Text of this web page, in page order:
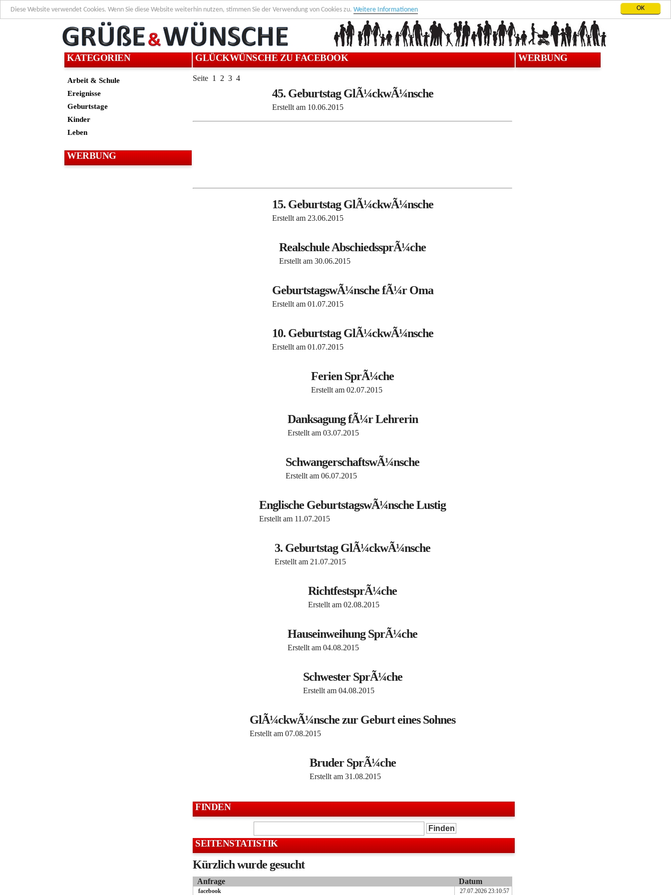
OK
Diese Website verwendet Cookies. Wenn Sie diese Website weiterhin nutzen, stimmen Sie der Verwendung von Cookies zu. Weitere Informationen
KATEGORIEN
Arbeit & Schule
Ereignisse
Geburtstage
Kinder
Leben
WERBUNG
GLÜCKWÜNSCHE ZU FACEBOOK
Seite 1 2 3 4
45. Geburtstag GlÃ¼ckwÃ¼nsche
Erstellt am 10.06.2015
15. Geburtstag GlÃ¼ckwÃ¼nsche
Erstellt am 23.06.2015
Realschule AbschiedssprÃ¼che
Erstellt am 30.06.2015
GeburtstagswÃ¼nsche fÃ¼r Oma
Erstellt am 01.07.2015
10. Geburtstag GlÃ¼ckwÃ¼nsche
Erstellt am 01.07.2015
Ferien SprÃ¼che
Erstellt am 02.07.2015
Danksagung fÃ¼r Lehrerin
Erstellt am 03.07.2015
SchwangerschaftswÃ¼nsche
Erstellt am 06.07.2015
Englische GeburtstagswÃ¼nsche Lustig
Erstellt am 11.07.2015
3. Geburtstag GlÃ¼ckwÃ¼nsche
Erstellt am 21.07.2015
RichtfestsprÃ¼che
Erstellt am 02.08.2015
Hauseinweihung SprÃ¼che
Erstellt am 04.08.2015
Schwester SprÃ¼che
Erstellt am 04.08.2015
GlÃ¼ckwÃ¼nsche zur Geburt eines Sohnes
Erstellt am 07.08.2015
Bruder SprÃ¼che
Erstellt am 31.08.2015
FINDEN
SEITENSTATISTIK
Kürzlich wurde gesucht
Anfrage Datum
facebook 27.07.2026 23:10:57
WERBUNG